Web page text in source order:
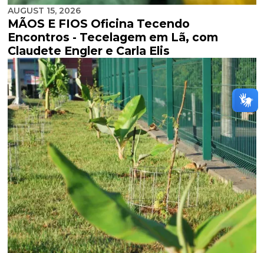
AUGUST 15, 2026
MÃOS E FIOS Oficina Tecendo
Encontros - Tecelagem em Lã, com
Claudete Engler e Carla Elis